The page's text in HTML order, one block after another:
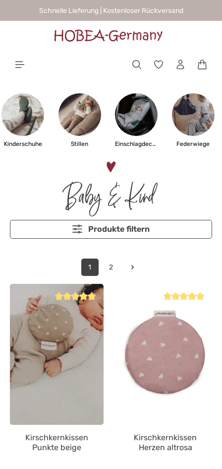
springenSchnelle Lieferung | Kostenloser Rückversand
Kinderschuhe Stillen Einschlagdecken Federwiege
Baby & Kind
Produkte filtern
1 2
Durchschnittliche Bewertung von 5 von 5 Sternen
Kirschkernkissen
Punkte beige
Kirschkernkissen
Herzen altrosa